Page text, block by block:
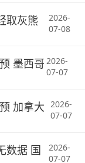
取灰熊
2026-
07-08
墨西哥 2026-
07-07
加拿大 2026-
07-07
数据 国
2026-
07-07